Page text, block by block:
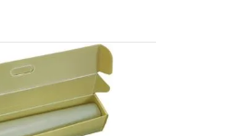
Arnold, kvadratisk, för